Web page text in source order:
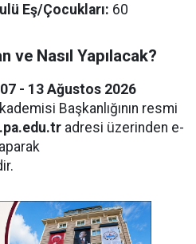
Eş/Çocukları: 60
ve Nasıl Yapılacak?
07 - 13 Ağustos 2026
Başkanlığının resmi
adresi üzerinden e-